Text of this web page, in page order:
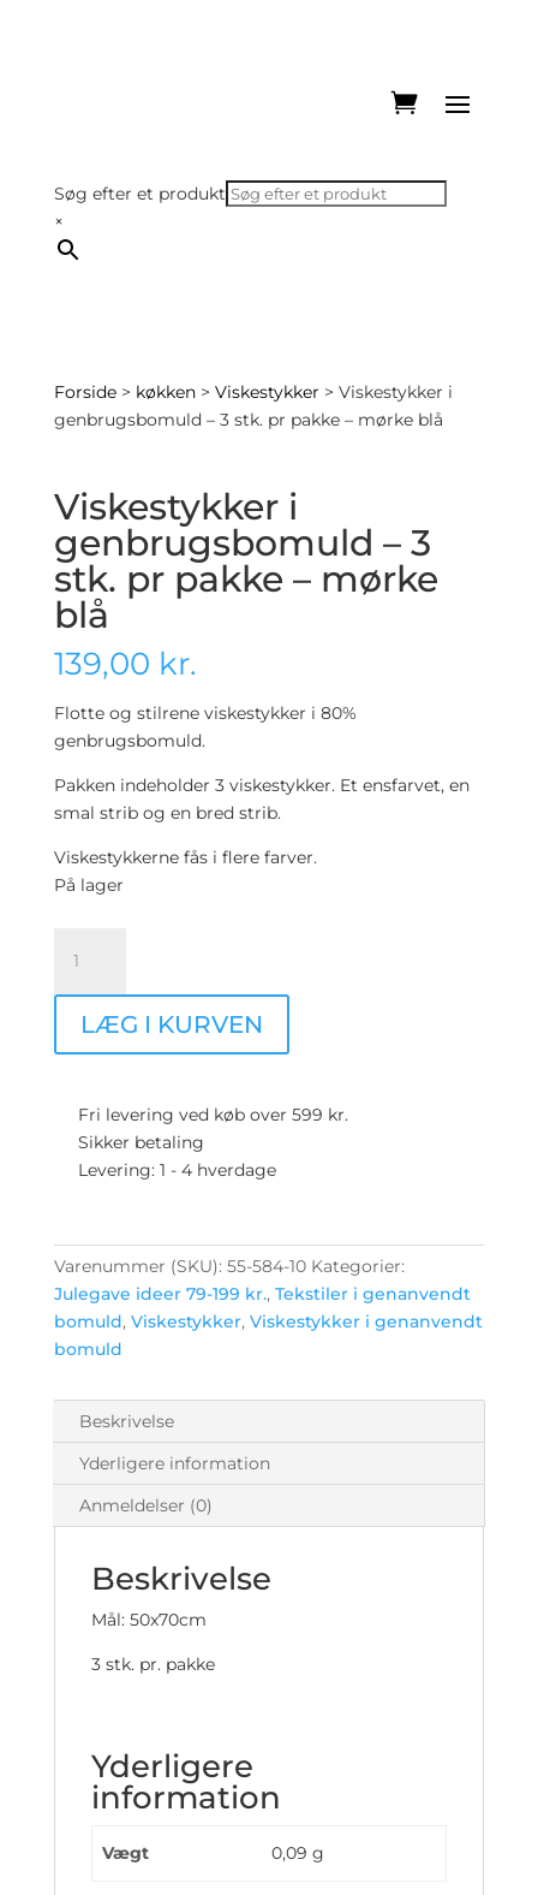
Søg efter et produkt
×
Forside> køkken> Viskestykker > Viskestykker i
genbrugsbomuld – 3 stk. pr pakke – mørke blå
Viskestykker i
genbrugsbomuld – 3
stk. pr pakke – mørke
blå
139,00 kr.
Flotte og stilrene viskestykker i 80%
genbrugsbomuld.
Pakken indeholder 3 viskestykker. Et ensfarvet, en
smal strib og en bred strib.
Viskestykkerne fås i flere farver.
På lager
genbrugsbomuld
3
pakke
antal
LÆG I KURVEN
Fri levering ved køb over 599 kr.
Sikker betaling
Levering: 1 - 4 hverdage
Varenummer (SKU): 55-584-10 Kategorier:
Julegave ideer 79-199 kr., Tekstiler i genanvendt
bomuld, Viskestykker, Viskestykker i genanvendt
bomuld
Beskrivelse
Yderligere information
Anmeldelser (0)
Beskrivelse
Mål: 50x70cm
3 stk. pr. pakke
Yderligere
information
Vægt 0,09 g